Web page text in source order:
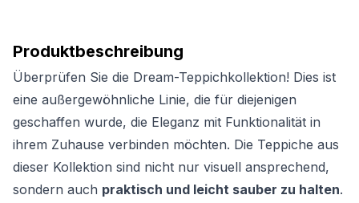
Produktbeschreibung
Überprüfen Sie die Dream-Teppichkollektion! Dies ist
eine außergewöhnliche Linie, die für diejenigen
geschaffen wurde, die Eleganz mit Funktionalität in
ihrem Zuhause verbinden möchten. Die Teppiche aus
dieser Kollektion sind nicht nur visuell ansprechend,
sondern auch praktisch und leicht sauber zu halten.